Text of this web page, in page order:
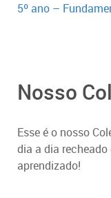
5º ano –
Nosso
Esse é o nosso
dia a dia
aprendizado!